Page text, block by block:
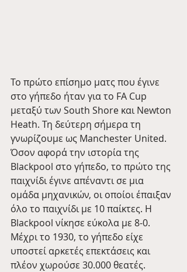
Το πρώτο επίσημο ματς που έγινε
στο γήπεδο ήταν για το FA Cup
μεταξύ των South Shore και Newton
Heath. Τη δεύτερη σήμερα τη
γνωρίζουμε ως Manchester United.
Όσον αφορά την ιστορία της
Blackpool στο γήπεδο, το πρώτο της
παιχνίδι έγινε απέναντι σε μια
ομάδα μηχανικών, οι οποίοι έπαιξαν
όλο το παιχνίδι με 10 παίκτες. Η
Blackpool νίκησε εύκολα με 8-0.
Μέχρι το 1930, το γήπεδο είχε
υποστεί αρκετές επεκτάσεις και
πλέον χωρούσε 30.000 θεατές.